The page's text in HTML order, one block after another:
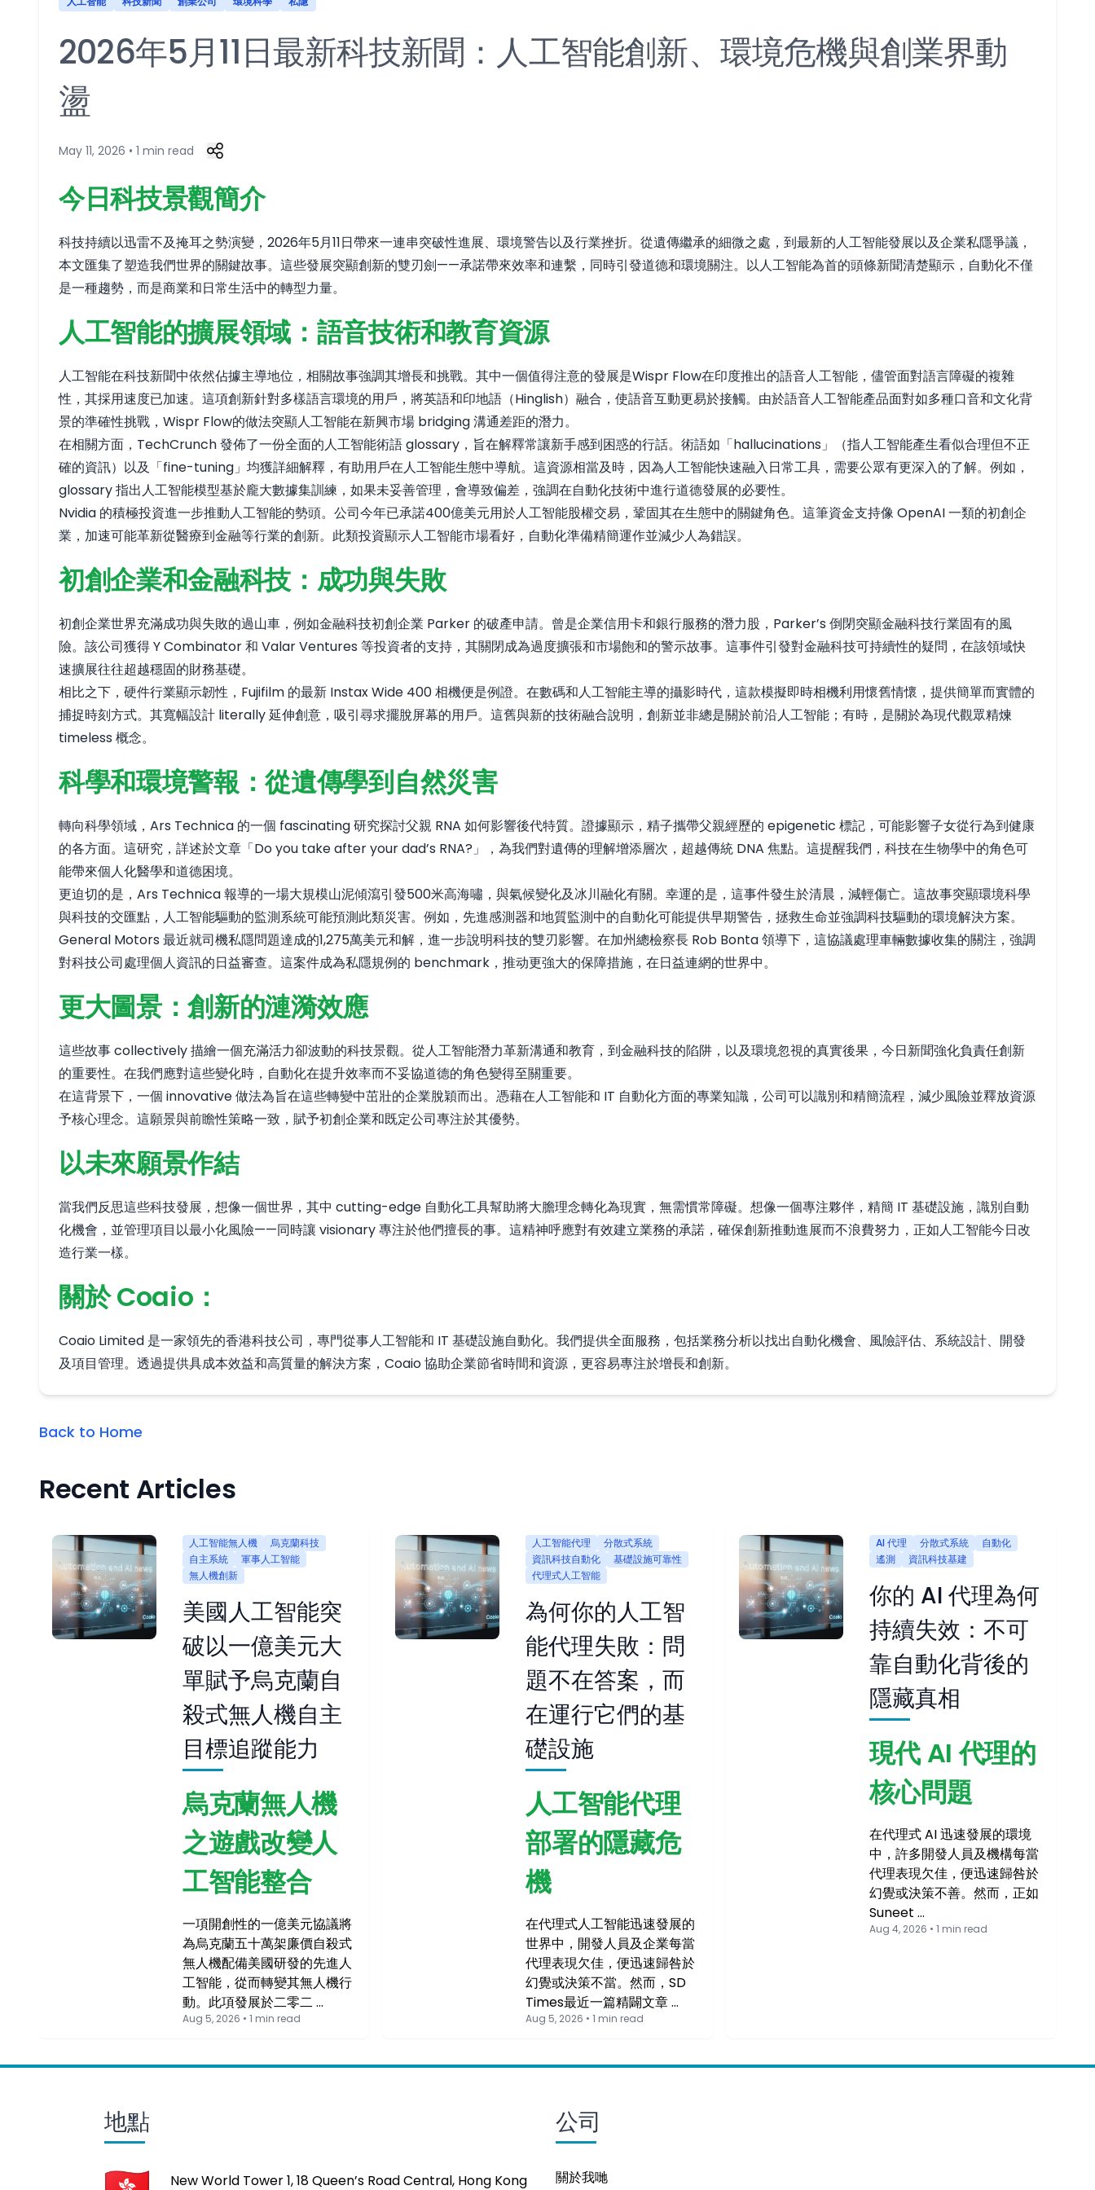
2026年5月11日最新科技新聞：人工智能創新、環境危機與創業界動
盪
May 11, 2026 • 1 min read
今日科技景觀簡介
科技持續以迅雷不及掩耳之勢演變，2026年5月11日帶來一連串突破性進展、環境警告以及行業挫折。從遺傳繼承的細微之處，到最新的人工智能發展以及企業私隱爭議，
本文匯集了塑造我們世界的關鍵故事。這些發展突顯創新的雙刃劍——承諾帶來效率和連繫，同時引發道德和環境關注。以人工智能為首的頭條新聞清楚顯示，自動化不僅
是一種趨勢，而是商業和日常生活中的轉型力量。
人工智能的擴展領域：語音技術和教育資源
人工智能在科技新聞中依然佔據主導地位，相關故事強調其增長和挑戰。其中一個值得注意的發展是Wispr Flow在印度推出的語音人工智能，儘管面對語言障礙的複雜
性，其採用速度已加速。這項創新針對多樣語言環境的用戶，將英語和印地語（Hinglish）融合，使語音互動更易於接觸。由於語音人工智能產品面對如多種口音和文化背
景的準確性挑戰，Wispr Flow的做法突顯人工智能在新興市場 bridging 溝通差距的潛力。
在相關方面，TechCrunch 發佈了一份全面的人工智能術語 glossary，旨在解釋常讓新手感到困惑的行話。術語如「hallucinations」（指人工智能產生看似合理但不正
確的資訊）以及「fine-tuning」均獲詳細解釋，有助用戶在人工智能生態中導航。這資源相當及時，因為人工智能快速融入日常工具，需要公眾有更深入的了解。例如，
glossary 指出人工智能模型基於龐大數據集訓練，如果未妥善管理，會導致偏差，強調在自動化技術中進行道德發展的必要性。
Nvidia 的積極投資進一步推動人工智能的勢頭。公司今年已承諾400億美元用於人工智能股權交易，鞏固其在生態中的關鍵角色。這筆資金支持像 OpenAI 一類的初創企
業，加速可能革新從醫療到金融等行業的創新。此類投資顯示人工智能市場看好，自動化準備精簡運作並減少人為錯誤。
初創企業和金融科技：成功與失敗
初創企業世界充滿成功與失敗的過山車，例如金融科技初創企業 Parker 的破產申請。曾是企業信用卡和銀行服務的潛力股，Parker’s 倒閉突顯金融科技行業固有的風
險。該公司獲得 Y Combinator 和 Valar Ventures 等投資者的支持，其關閉成為過度擴張和市場飽和的警示故事。這事件引發對金融科技可持續性的疑問，在該領域快
速擴展往往超越穩固的財務基礎。
相比之下，硬件行業顯示韌性，Fujifilm 的最新 Instax Wide 400 相機便是例證。在數碼和人工智能主導的攝影時代，這款模擬即時相機利用懷舊情懷，提供簡單而實體的
捕捉時刻方式。其寬幅設計 literally 延伸創意，吸引尋求擺脫屏幕的用戶。這舊與新的技術融合說明，創新並非總是關於前沿人工智能；有時，是關於為現代觀眾精煉
timeless 概念。
科學和環境警報：從遺傳學到自然災害
轉向科學領域，Ars Technica 的一個 fascinating 研究探討父親 RNA 如何影響後代特質。證據顯示，精子攜帶父親經歷的 epigenetic 標記，可能影響子女從行為到健康
的各方面。這研究，詳述於文章「Do you take after your dad’s RNA?」，為我們對遺傳的理解增添層次，超越傳統 DNA 焦點。這提醒我們，科技在生物學中的角色可
能帶來個人化醫學和道德困境。
更迫切的是，Ars Technica 報導的一場大規模山泥傾瀉引發500米高海嘯，與氣候變化及冰川融化有關。幸運的是，這事件發生於清晨，減輕傷亡。這故事突顯環境科學
與科技的交匯點，人工智能驅動的監測系統可能預測此類災害。例如，先進感測器和地質監測中的自動化可能提供早期警告，拯救生命並強調科技驅動的環境解決方案。
General Motors 最近就司機私隱問題達成的1,275萬美元和解，進一步說明科技的雙刃影響。在加州總檢察長 Rob Bonta 領導下，這協議處理車輛數據收集的關注，強調
對科技公司處理個人資訊的日益審查。這案件成為私隱規例的 benchmark，推动更強大的保障措施，在日益連網的世界中。
更大圖景：創新的漣漪效應
這些故事 collectively 描繪一個充滿活力卻波動的科技景觀。從人工智能潛力革新溝通和教育，到金融科技的陷阱，以及環境忽視的真實後果，今日新聞強化負責任創新
的重要性。在我們應對這些變化時，自動化在提升效率而不妥協道德的角色變得至關重要。
在這背景下，一個 innovative 做法為旨在這些轉變中茁壯的企業脫穎而出。憑藉在人工智能和 IT 自動化方面的專業知識，公司可以識別和精簡流程，減少風險並釋放資源
予核心理念。這願景與前瞻性策略一致，賦予初創企業和既定公司專注於其優勢。
以未來願景作結
當我們反思這些科技發展，想像一個世界，其中 cutting-edge 自動化工具幫助將大膽理念轉化為現實，無需慣常障礙。想像一個專注夥伴，精簡 IT 基礎設施，識別自動
化機會，並管理項目以最小化風險——同時讓 visionary 專注於他們擅長的事。這精神呼應對有效建立業務的承諾，確保創新推動進展而不浪費努力，正如人工智能今日改
造行業一樣。
關於 Coaio：
Coaio Limited 是一家領先的香港科技公司，專門從事人工智能和 IT 基礎設施自動化。我們提供全面服務，包括業務分析以找出自動化機會、風險評估、系統設計、開發
及項目管理。透過提供具成本效益和高質量的解決方案，Coaio 協助企業節省時間和資源，更容易專注於增長和創新。
Back to Home
Recent Articles
人工智能無人機
烏克蘭科技
自主系統
軍事人工智能
無人機創新
美國人工智能突
破以一億美元大
單賦予烏克蘭自
殺式無人機自主
目標追蹤能力
烏克蘭無人機
之遊戲改變人
工智能整合
一項開創性的一億美元協議將
為烏克蘭五十萬架廉價自殺式
無人機配備美國研發的先進人
工智能，從而轉變其無人機行
動。此項發展於二零二 …
Aug 5, 2026 • 1 min read
人工智能代理
分散式系統
資訊科技自動化
基礎設施可靠性
代理式人工智能
為何你的人工智
能代理失敗：問
題不在答案，而
在運行它們的基
礎設施
人工智能代理
部署的隱藏危
機
在代理式人工智能迅速發展的
世界中，開發人員及企業每當
代理表現欠佳，便迅速歸咎於
幻覺或決策不當。然而，SD
Times最近一篇精闢文章 …
Aug 5, 2026 • 1 min read
AI 代理 分散式系統
自動化
遙測
資訊科技基建
你的 AI 代理為何
持續失效：不可
靠自動化背後的
隱藏真相
現代 AI 代理的
核心問題
在代理式 AI 迅速發展的環境
中，許多開發人員及機構每當
代理表現欠佳，便迅速歸咎於
幻覺或決策不善。然而，正如
Suneet …
Aug 4, 2026 • 1 min read
地點
New World Tower 1, 18 Queen’s Road Central, Hong Kong
公司
關於我哋